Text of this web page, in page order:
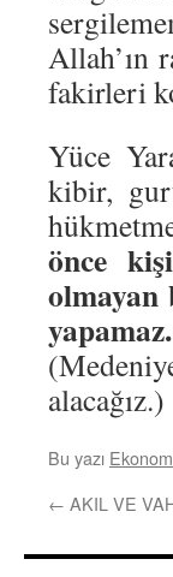
Allah’ın
fakirleri
Yüce
kibir,
önce
olmayan
alacağız.)
Bu yazı
← AKIL VE